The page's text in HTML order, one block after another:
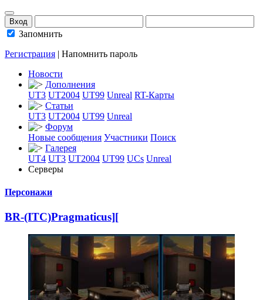
Запомнить
Регистрация | Напомнить пароль
Новости
Дополнения
UT3 UT2004 UT99 Unreal RT-Карты
Статьи
UT3 UT2004 UT99 Unreal
Форум
Новые сообщения Участники Поиск
Галерея
UT4 UT3 UT2004 UT99 UCs Unreal
Серверы
Персонажи
BR-(ITC)Pragmati­cus][